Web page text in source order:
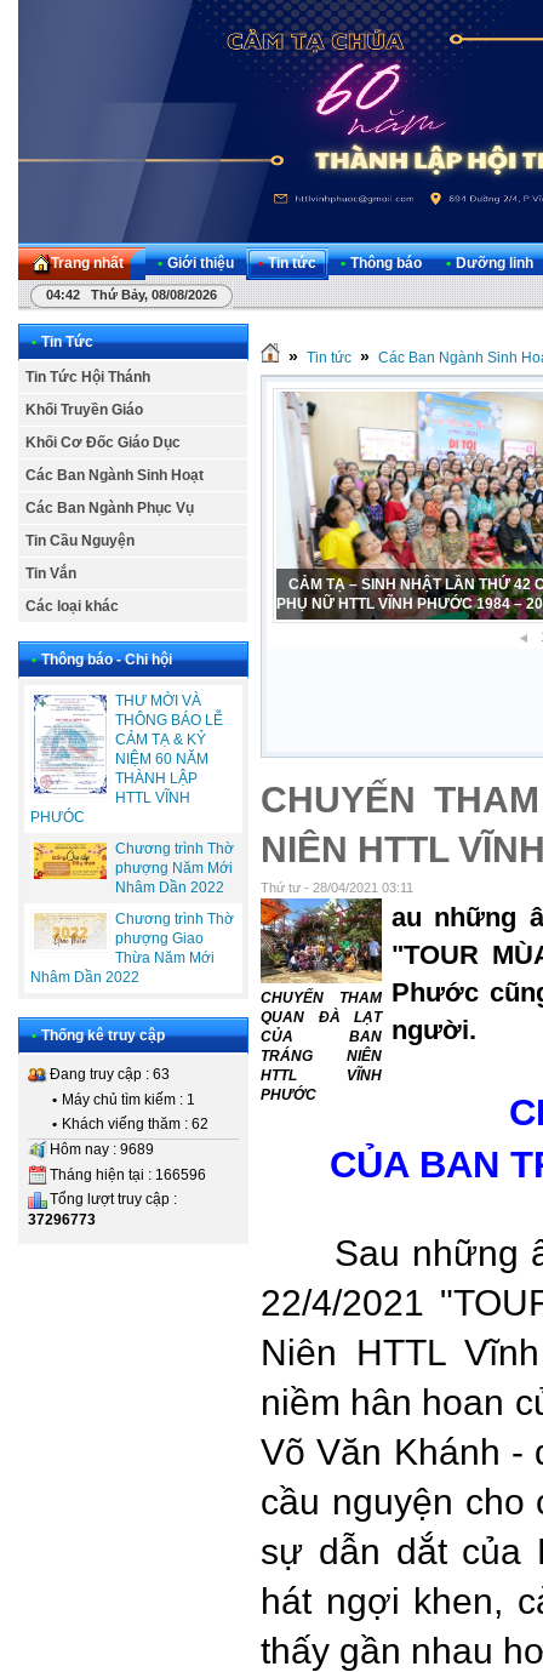
Trang nhất • Giới thiệu • Tin tức • Thông báo • Dưỡng linh
04:42 Thứ Bảy, 08/08/2026
• Tin Tức
Tin Tức Hội Thánh
Khối Truyền Giáo
Khối Cơ Đốc Giáo Dục
Các Ban Ngành Sinh Hoạt
Các Ban Ngành Phục Vụ
Tin Cầu Nguyện
Tin Vắn
Các loại khác
• Thông báo - Chi hội
THƯ MỜI VÀ
THÔNG BÁO LỄ
CẢM TẠ & KỶ
NIỆM 60 NĂM
THÀNH LẬP
HTTL VĨNH
PHƯÓC
Chương trình Thờ
phượng Năm Mới
Nhâm Dần 2022
Chương trình Thờ
phượng Giao
Thừa Năm Mới
Nhâm Dần 2022
• Thống kê truy cập
Đang truy cập : 63
• Máy chủ tìm kiếm : 1
• Khách viếng thăm : 62
Hôm nay : 9689
Tháng hiện tại : 166596
Tổng lượt truy cập :
37296773
» Tin tức » Các Ban Ngành Sinh
CẢM TẠ – SINH NHẬT LẦN THỨ 42
PHỤ NỮ HTTL VĨNH PHƯỚC 1984 –
CHUYẾN
NIÊN HTTL
Thứ tư - 28/04/2021 03:11
CHUYẾN THAM
QUAN ĐÀ LẠT
CỦA BAN
TRÁNG NIÊN
HTTL VĨNH
PHƯỚC
au những
"TOUR
Phước
người.
CỦA BAN
Sau những
22/4/2021
Niên HTTL
niềm hân hoan
Võ Văn Khánh -
cầu nguyện cho
sự dẫn dắt của
hát ngợi khen,
thấy gần nhau